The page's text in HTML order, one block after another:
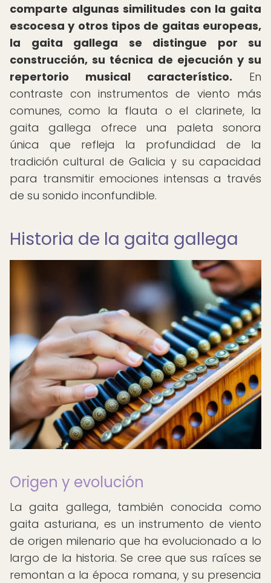
comparte algunas similitudes con la gaita
escocesa y otros tipos de gaitas europeas,
la gaita gallega se distingue por su
construcción, su técnica de ejecución y su
repertorio musical característico. En
contraste con instrumentos de viento más
comunes, como la flauta o el clarinete, la
gaita gallega ofrece una paleta sonora
única que refleja la profundidad de la
tradición cultural de Galicia y su capacidad
para transmitir emociones intensas a través
de su sonido inconfundible.
Historia de la gaita gallega
Origen y evolución
La gaita gallega, también conocida como
gaita asturiana, es un instrumento de viento
de origen milenario que ha evolucionado a lo
largo de la historia. Se cree que sus raíces se
remontan a la época romana, y su presencia